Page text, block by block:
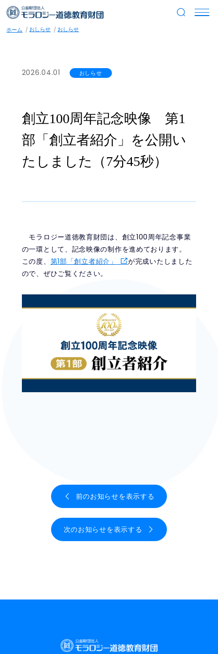
ホーム おしらせ おしらせ
2026.04.01 おしらせ
創立100周年記念映像 第1
部「創立者紹介」を公開い
たしました（7分45秒）
モラロジー道徳教育財団は、創立100周年記念事業
の一環として、記念映像の制作を進めております。
この度、 第1部「創立者紹介」
が完成いたしました
ので、ぜひご覧ください。
前のお知らせを表示する
次のお知らせを表示する